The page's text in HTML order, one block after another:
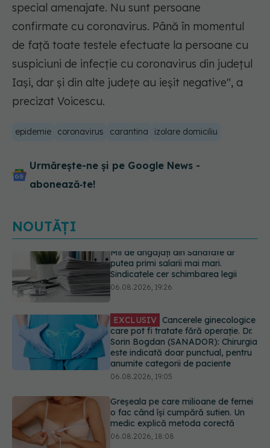
special amenajate. Nu sunt persoane
confirmate cu coronavirus. Până în momentul
de faţă toate testele efectuate la persoane cu
suspiciuni de infecţie cu coronavirus din judeţul
Iaşi, dar şi din alte judeţe au ieşit negative", a
precizat Voicescu.
epidemie coronavirus carantina izolare domiciliu
Urmărește-ne și pe Google News -
abonează‑te!
NOUTĂȚI
EXCLUSIV Cancerele ginecologice
care pot fi tratate fără operație. Dr.
Sorin Bogdan (SANADOR): Chirurgia
anumite categorii de paciente
06.08.2026, 19:05
Greșeala pe care milioane de femei
o fac când își cumpără sutien. Un
medic explică metoda corectă
Colebil și Panzcebil, blocate
temporar în farmacii. ANMDMR
explică de ce a luat măsura